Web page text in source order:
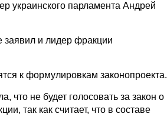
украинского парламента Андрей
заявил и лидер фракции
к формулировкам законопроекта.
не будет голосовать за закон о
так как считает, что в составе